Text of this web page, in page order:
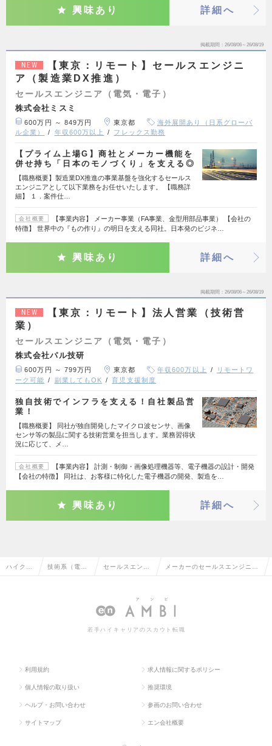
興味あり 詳細へ
掲載期間 26/08/06～26/08/19
NEW
【東京：リモート】セールスエンジニ
ア（製造業DX推進）
セールスエンジニア（電気・電子）
株式会社ミスミ
600万円 ～ 849万円 東京都
海外展開あり（日系グローバ
ル企業）
年収600万以上 フレックス勤務
【プライム上場G】商社とメーカー機能を
併せ持ち「日本のモノづくり」を支える◎
【職務概要】製造業DX推進の事業基盤を強化するセールス
エンジニアとして以下業務をお任せいたします。 【職務詳
細】 １．案件仕…
会社概要
【事業内容】 メーカー事業（FA事業、金型用部品事業） 【会社の
特徴】 世界中の『もの作り』の明日を支える同社。日本発のビジネ…
興味あり 詳細へ
掲載期間 26/08/06～26/08/19
NEW
【東京：リモート】法人営業（技術営
業）
セールスエンジニア（電気・電子）
株式会社パル技研
600万円 ～ 799万円 東京都 年収600万以上
リモートワ
ーク可能
副業してもOK 育児支援制度
独自技術でインフラを支える！自社製品営
業！
【職務概要】 同社が独自開発したマイクロ波センサ、画像
センサ等の製品に関する技術営業を担当します。業務習得状
況に応じて、メ…
会社概要
【事業内容】 計測・制御・画像処理機器等、電子機器の設計・開発
【会社の特徴】 同社は、お客様に特化した電子機器の開発、製造を…
興味あり 詳細へ
ハイクラ 技術系（電 セールスエンジ
子）
メーカーのセールスエンジニア
報一覧
若手ハイキャリアのスカウト転職
利用規約 求人情報に関するポリシー
個人情報の取り扱い 推奨環境
ヘルプ・お問い合わせ 参画のお問い合わせ
サイトマップ エン会社概要